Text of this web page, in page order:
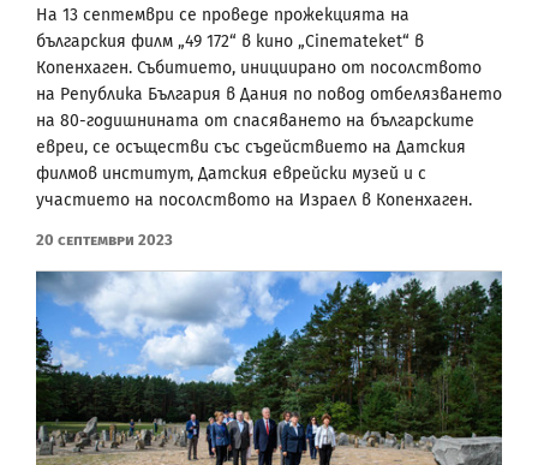
На 13 септември се проведе прожекцията на
българския филм „49 172“ в кино „Cinemateket“ в
Копенхаген. Събитието, инициирано от посолството
на Република България в Дания по повод отбелязването
на 80-годишнината от спасяването на българските
евреи, се осъществи със съдействието на Датския
филмов институт, Датския еврейски музей и с
участието на посолството на Израел в Копенхаген.
20 Септември 2023